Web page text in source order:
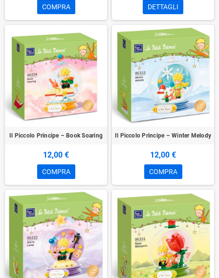
COMPRA DETTAGLI
Il Piccolo Principe – Book Soaring
12,00 €
COMPRA
Il Piccolo Principe – Winter Melody
12,00 €
COMPRA